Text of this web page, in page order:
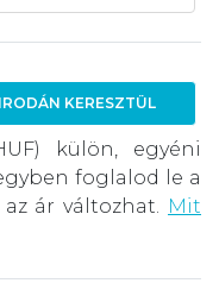
KERESZTÜL
külön, egyéni
foglalod le a
ár változhat. Mit